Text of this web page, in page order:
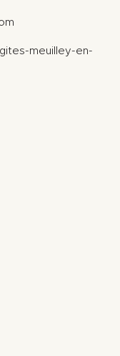
meuilley-en-